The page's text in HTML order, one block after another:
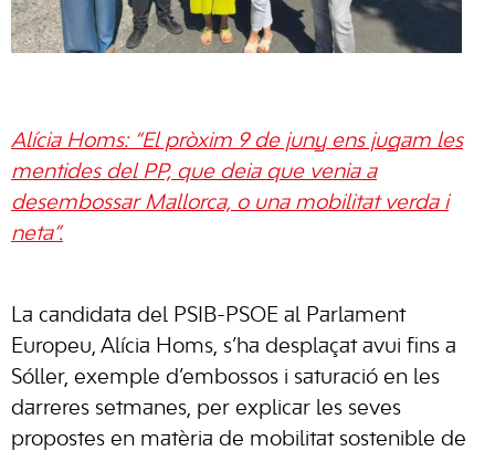
Alícia Homs: “El pròxim 9 de juny ens jugam les
mentides del PP, que deia que venia a
desembossar Mallorca, o una mobilitat verda i
neta”.
La candidata del PSIB-PSOE al Parlament
Europeu, Alícia Homs, s’ha desplaçat avui fins a
Sóller, exemple d’embossos i saturació en les
darreres setmanes, per explicar les seves
propostes en matèria de mobilitat sostenible de